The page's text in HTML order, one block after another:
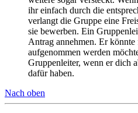
ihr einfach durch die
verlangt die Gruppe eine
sie bewerben. Ein
Antrag annehmen. Er
aufgenommen werden
Gruppenleiter, wenn er dich
dafür haben.
Nach oben